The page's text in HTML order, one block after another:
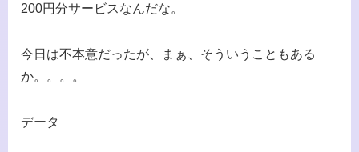
200円分サービスなんだな。
今日は不本意だったが、まぁ、そういうこともある
か。。。。
データ